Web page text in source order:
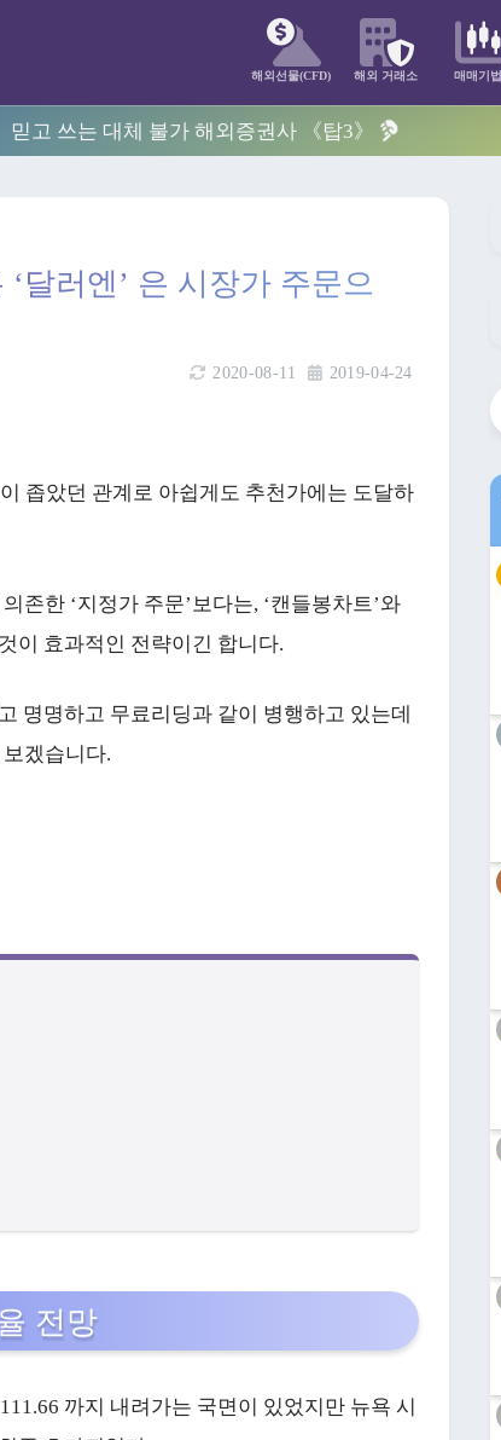
해외선물(CFD) 해외 거래소 매매기법
믿고 쓰는 대체 불가 해외증권사 《탑3》
달러엔’ 은 시장가 주문으
2019-04-24
2020-08-11
좁았던 관계로 아쉽게도 추천가에는 도달하
한 ‘지정가 주문’보다는, ‘캔들봉차트’와
이 효과적인 전략이긴 합니다.
명명하고 무료리딩과 같이 병행하고 있는데
겠습니다.
전망
까지 내려가는 국면이 있었지만 뉴욕 시